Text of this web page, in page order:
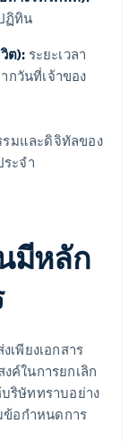
ฏิทิน
ต): ระยะเวลา
กวันที่เจ้าของ
รมและดิจิทัลของ
ะจํา
มีหลัก
พียงเอกสาร
ค์ในการยกเลิก
ริษัททราบอย่าง
ข้อกําหนดการ